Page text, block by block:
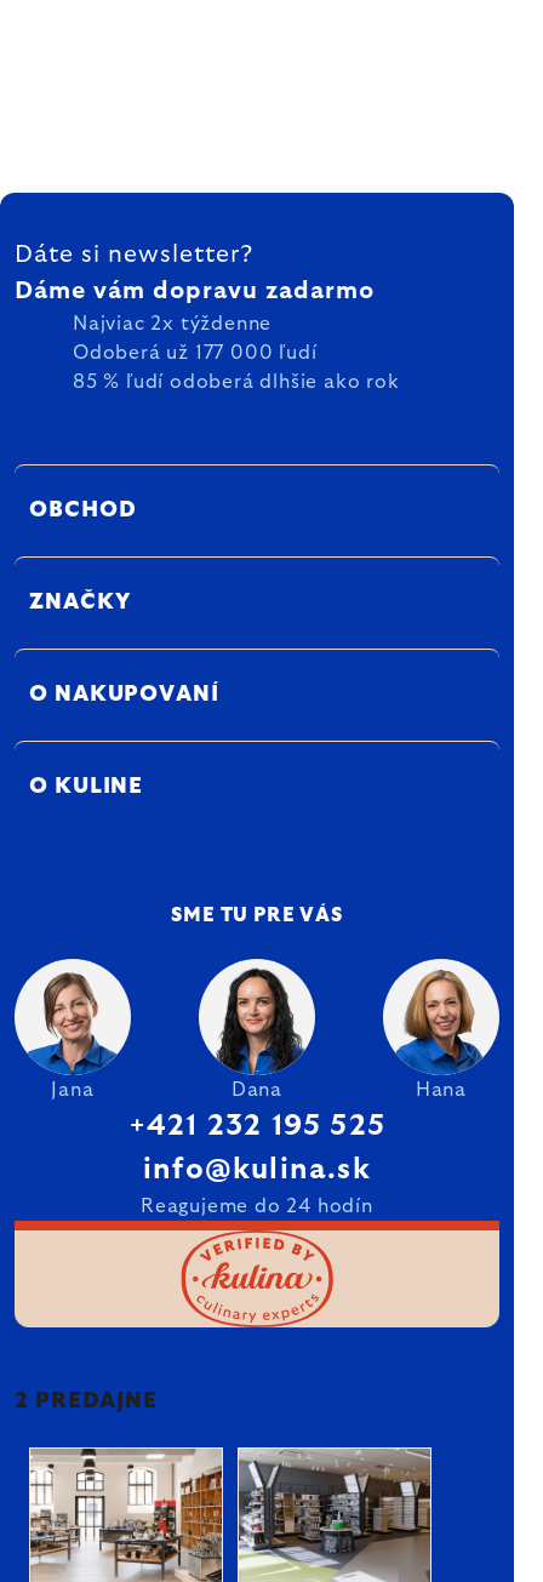
ZÁPÄTIE
Dáte si newsletter?
Dáme vám dopravu zadarmo
Najviac 2x týždenne
Odoberá už 177 000 ľudí
85 % ľudí odoberá dlhšie ako rok
OBCHOD
ZNAČKY
O NAKUPOVANÍ
O KULINE
SME TU PRE VÁS
Jana Dana Hana
+421 232 195 525
info@kulina.sk
Reagujeme do 24 hodín
2 PREDAJNE